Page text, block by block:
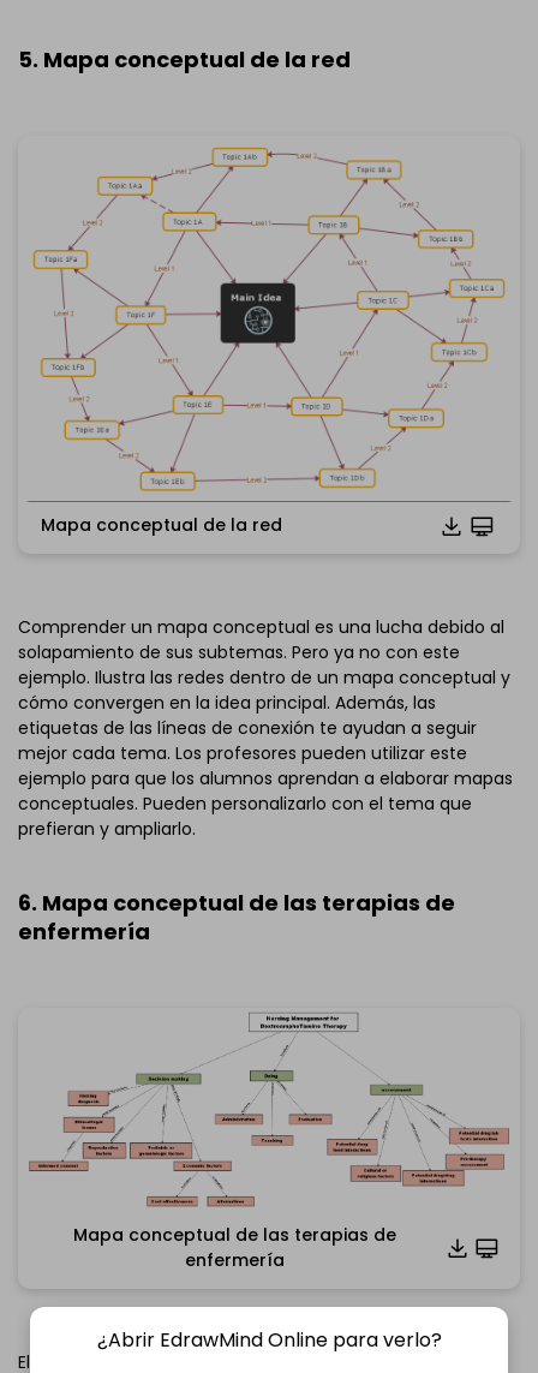
5. Mapa conceptual de la red
Haz clic para descargar y utilizar esta plantilla.
*El archivoemmxnecesita abrirse en EdrawMind.
Si aún no tienes EdrawMind, descargaEdrawMindgratis
abajo.
También puedes probarEdrawMind Onlinegratis
abajo.
Mapa conceptual de la red
Comprender un mapa conceptual es una lucha debido al
solapamiento de sus subtemas. Pero ya no con este
ejemplo. Ilustra las redes dentro de un mapa conceptual y
cómo convergen en la idea principal. Además, las
etiquetas de las líneas de conexión te ayudan a seguir
mejor cada tema. Los profesores pueden utilizar este
ejemplo para que los alumnos aprendan a elaborar mapas
conceptuales. Pueden personalizarlo con el tema que
prefieran y ampliarlo.
6. Mapa conceptual de las terapias de
enfermería
Haz clic para descargar y utilizar esta plantilla.
emmxnecesita abrirse en EdrawMind.
También puedes probarEdrawMind Online gratis
Mapa conceptual de las terapias de
enfermería
El mapa conceptual de las terapias de enfermería es una
¿Abrir EdrawMind Online para verlo?